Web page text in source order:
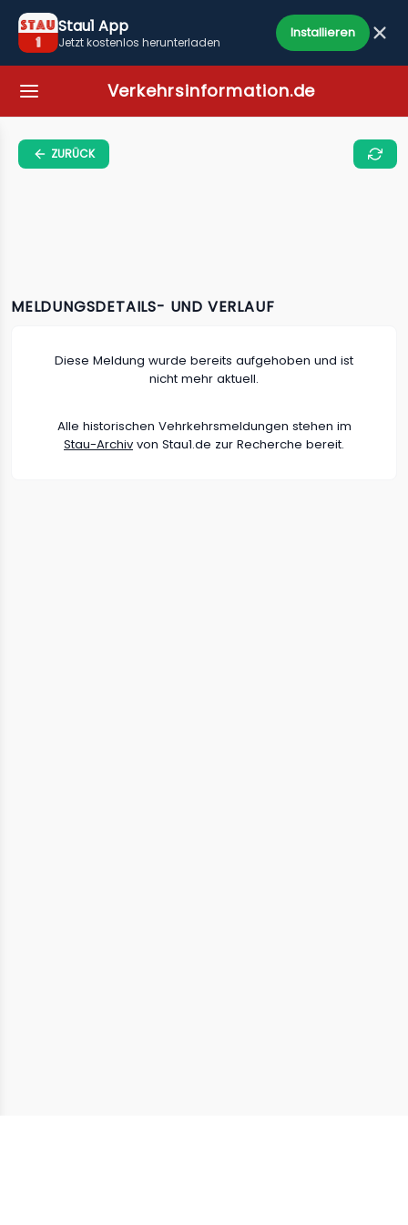
Stau1 App
Jetzt kostenlos herunterladen
Installieren
Verkehrsinformation.de
ZURÜCK
MELDUNGSDETAILS- UND VERLAUF
Diese Meldung wurde bereits aufgehoben und ist
nicht mehr aktuell.
Alle historischen Vehrkehrsmeldungen stehen im
Stau-Archiv von Stau1.de zur Recherche bereit.